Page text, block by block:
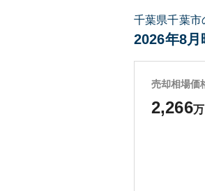
千葉県千葉市
2026年8月
売却相場価
2,266